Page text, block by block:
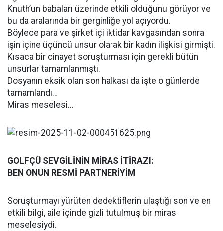
Knuth’un babaları üzerinde etkili olduğunu görüyor ve
bu da aralarında bir gerginliğe yol açıyordu.
Böylece para ve şirket içi iktidar kavgasından sonra
işin içine üçüncü unsur olarak bir kadın ilişkisi girmişti.
Kısaca bir cinayet soruşturması için gerekli bütün
unsurlar tamamlanmıştı.
Dosyanın eksik olan son halkası da işte o günlerde
tamamlandı…
Miras meselesi…
GOLFÇÜ SEVGİLİNİN MİRAS İTİRAZI:
BEN ONUN RESMİ PARTNERİYİM
Soruşturmayı yürüten dedektiflerin ulaştığı son ve en
etkili bilgi, aile içinde gizli tutulmuş bir miras
meselesiydi.